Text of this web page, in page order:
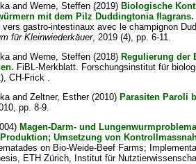
andWerne, Steffen (2019) Biologische
mit dem Pilz Duddingtonia flagrans.
vers gastro-intestinaux avec le champignon
für Kleinwiederkäuer, 2019 (4), pp. 6-11.
andWerne, Steffen (2018) Regulierung der
FiBL-Merkblatt. Forschungsinstitut für
CH-Frick .
andZeltner, Esther(2010) Parasiten Paroli
pp. 8-9.
Magen-Darm- und
Umsetzung von
on Bio-Weide-Beef Farms;
ETH Zürich, Institut für